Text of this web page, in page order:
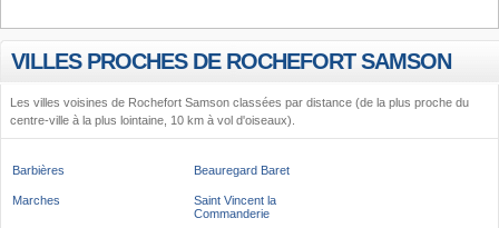
VILLES PROCHES DE ROCHEFORT SAMSON
Les villes voisines de Rochefort Samson classées par distance (de la plus proche du
centre-ville à la plus lointaine, 10 km à vol d'oiseaux).
Barbières Beauregard Baret
Marches
Saint Vincent la
Commanderie